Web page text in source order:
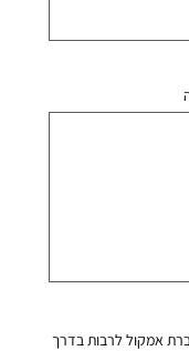
אמקול לרבות בדרך